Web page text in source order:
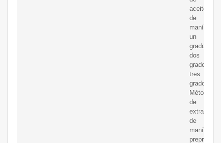
aceite
de
maní:
un
grado,
dos
grados,
tres
grados,
Método
de
extracción
de
maní: